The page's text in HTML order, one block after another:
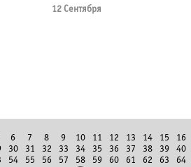
12 Сентября
6 7 8 9 10 11 12 13 14 15
16
30 31 32 33 34 35 36 37 38 39
40
54 55 56 57 58 59 60 61 62 63
64